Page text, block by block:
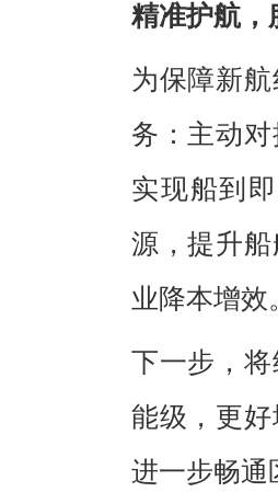
精准护航，
为保障新
务：主动
实现船到
源，提升
业降本增效
下一步，
能级，更
进一步畅通